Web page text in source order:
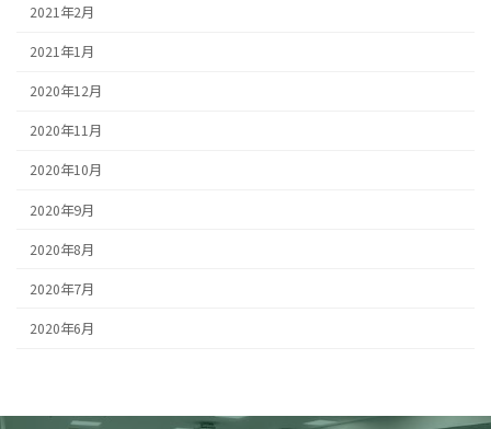
2021年2月
2021年1月
2020年12月
2020年11月
2020年10月
2020年9月
2020年8月
2020年7月
2020年6月